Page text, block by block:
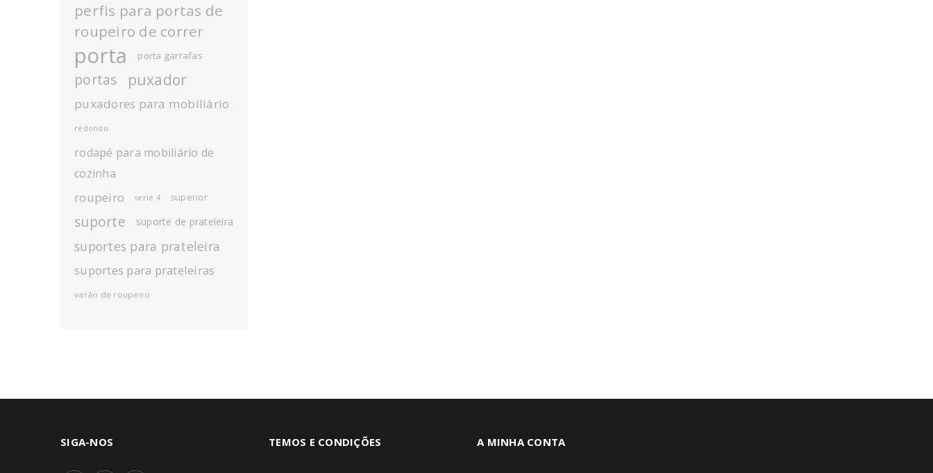
perfis para portas de
roupeiro de correr
porta porta garrafas
portas puxador
puxadores para mobiliário
redondo
rodapé para mobiliário de
cozinha
roupeiro serie 4 superior
suporte suporte de prateleira
suportes para prateleira
suportes para prateleiras
varão de roupeiro
SIGA-NOS TEMOS E CONDIÇÕES A MINHA CONTA